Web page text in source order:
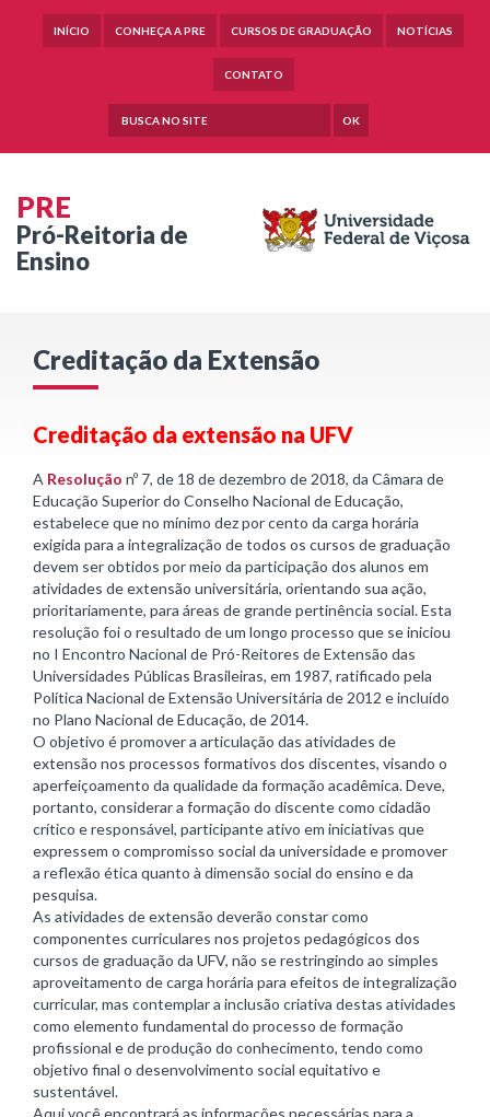
INÍCIO CONHEÇA A PRE CURSOS DE GRADUAÇÃO NOTÍCIAS
CONTATO
OK
PRE
Pró-Reitoria de
Ensino
Creditação da Extensão
Creditação da extensão na UFV
A Resolução nº 7, de 18 de dezembro de 2018, da Câmara de
Educação Superior do Conselho Nacional de Educação,
estabelece que no mínimo dez por cento da carga horária
exigida para a integralização de todos os cursos de graduação
devem ser obtidos por meio da participação dos alunos em
atividades de extensão universitária, orientando sua ação,
prioritariamente, para áreas de grande pertinência social. Esta
resolução foi o resultado de um longo processo que se iniciou
no I Encontro Nacional de Pró-Reitores de Extensão das
Universidades Públicas Brasileiras, em 1987, ratificado pela
Política Nacional de Extensão Universitária de 2012 e incluído
no Plano Nacional de Educação, de 2014.
O objetivo é promover a articulação das atividades de
extensão nos processos formativos dos discentes, visando o
aperfeiçoamento da qualidade da formação acadêmica. Deve,
portanto, considerar a formação do discente como cidadão
crítico e responsável, participante ativo em iniciativas que
expressem o compromisso social da universidade e promover
a reflexão ética quanto à dimensão social do ensino e da
pesquisa.
As atividades de extensão deverão constar como
componentes curriculares nos projetos pedagógicos dos
cursos de graduação da UFV, não se restringindo ao simples
aproveitamento de carga horária para efeitos de integralização
curricular, mas contemplar a inclusão criativa destas atividades
como elemento fundamental do processo de formação
profissional e de produção do conhecimento, tendo como
objetivo final o desenvolvimento social equitativo e
sustentável.
Aqui você encontrará as informações necessárias para a